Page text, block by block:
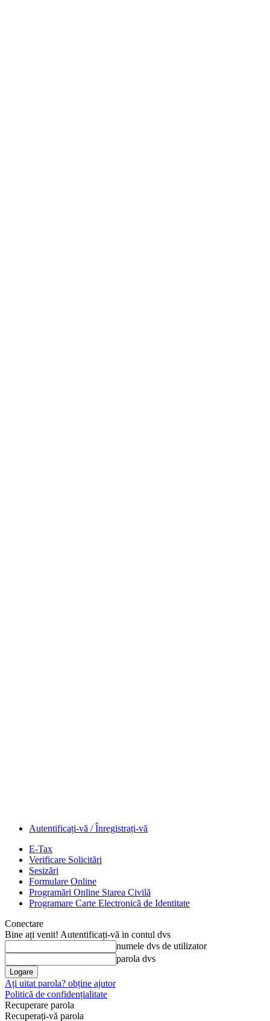
Autentificați-vă / Înregistrați-vă
E-Tax
Verificare Solicitări
Sesizări
Formulare Online
Programări Online Starea Civilă
Programare Carte Electronică de Identitate
Conectare
Bine ați venit! Autentificați-vă in contul dvs
numele dvs de utilizator
parola dvs
Ați uitat parola? obține ajutor
Politică de confidențialitate
Recuperare parola
Recuperați-vă parola